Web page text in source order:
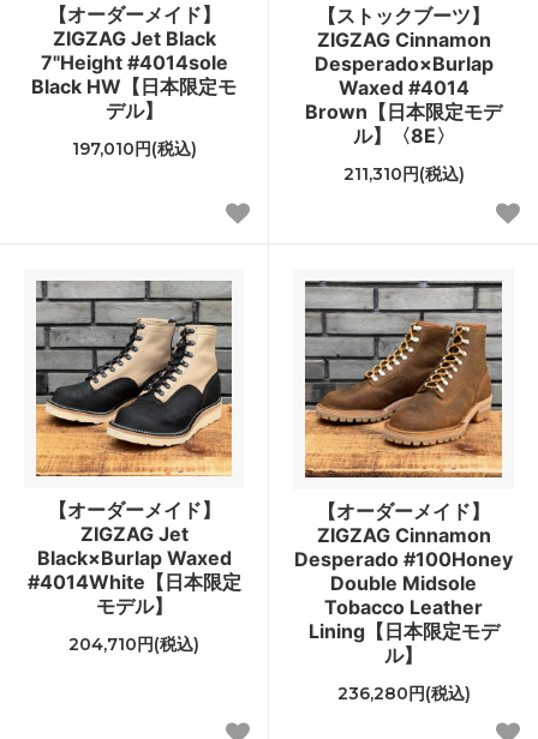
【オーダーメイド】
ZIGZAG Jet Black
7"Height #4014sole
Black HW【日本限定モ
デル】
197,010円(税込)
【ストックブーツ】
ZIGZAG Cinnamon
Desperado×Burlap
Waxed #4014
Brown【日本限定モデ
ル】〈8E〉
211,310円(税込)
【オーダーメイド】
ZIGZAG Jet
Black×Burlap Waxed
#4014White【日本限定
モデル】
204,710円(税込)
【オーダーメイド】
ZIGZAG Cinnamon
Desperado #100Honey
Double Midsole
Tobacco Leather
Lining【日本限定モデ
ル】
236,280円(税込)